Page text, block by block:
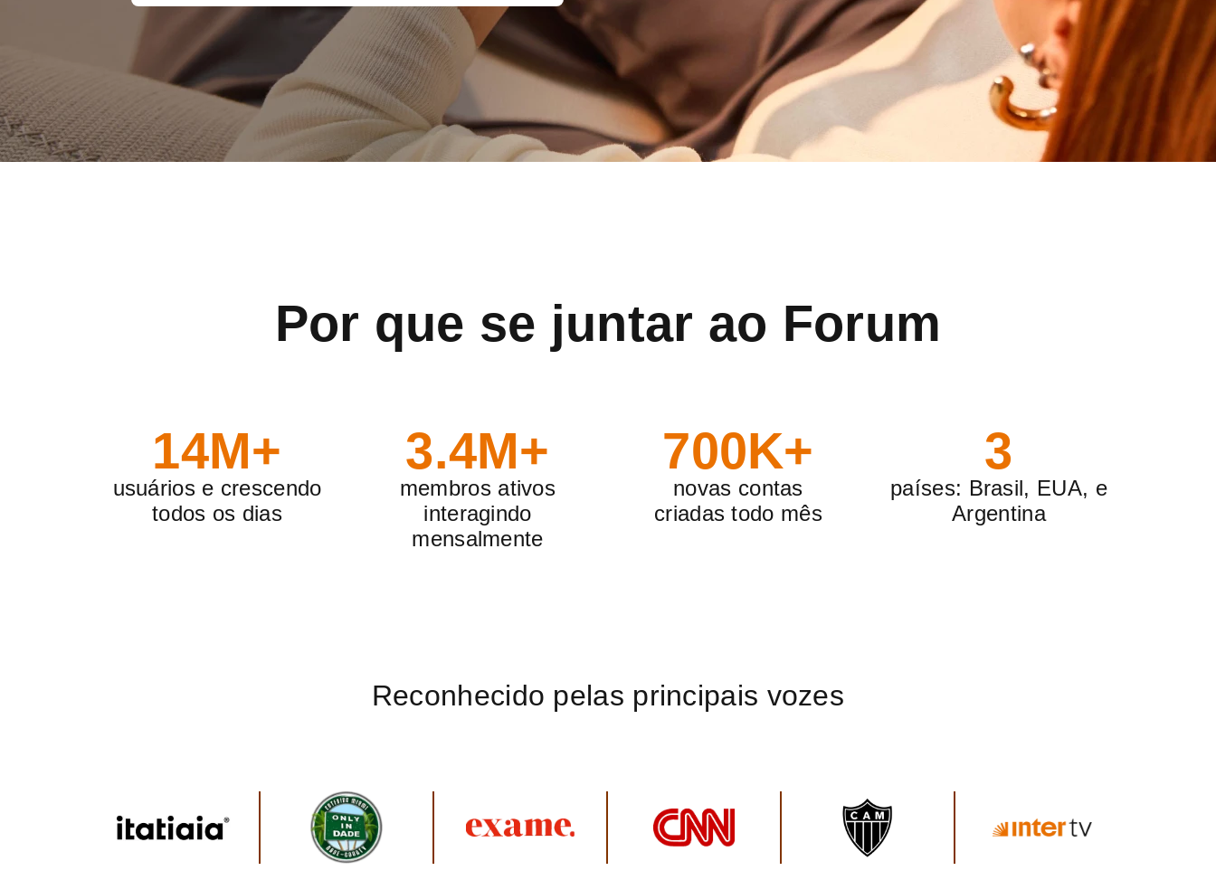
Por que se juntar ao Forum
14M+
usuários e crescendo
todos os dias
3.4M+
membros ativos
interagindo
mensalmente
700K+
novas contas
criadas todo mês
3
países: Brasil, EUA, e
Argentina
Reconhecido pelas principais vozes